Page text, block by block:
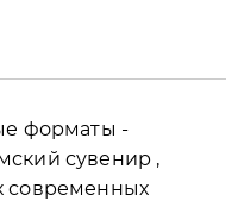
форматы -
сувенир ,
современных